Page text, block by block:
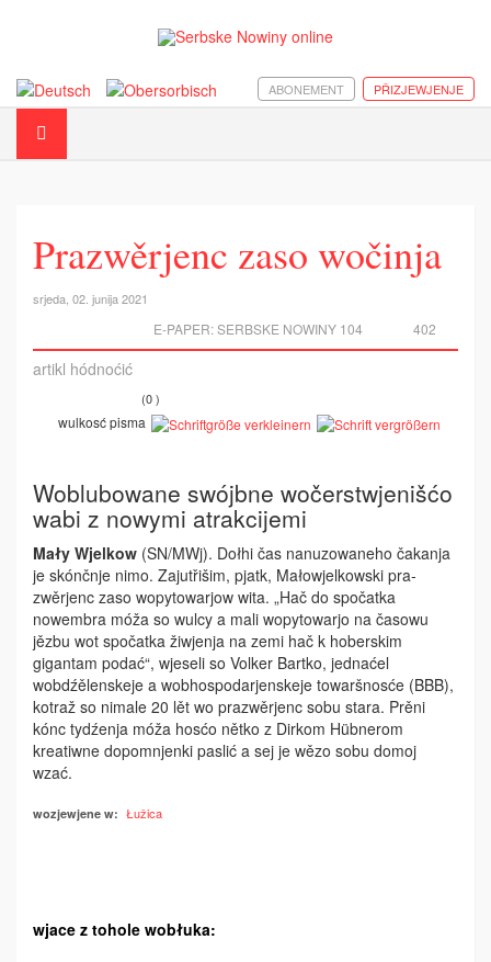
PŘIZJEWJENJE
ABONEMENT
Prazwěrjenc zaso wočinja
srjeda, 02. junija 2021
402
E-PAPER:SERBSKE NOWINY 104
artikl hódnoćić
(0 )
wulkosć pisma
Woblubowane swójbne wočerstwjenišćo
wabi z nowymi atrakcijemi
Mały Wjelkow (SN/MWj). Dołhi čas nanuzowaneho čakanja
je skónčnje nimo. Zajutřišim, pjatk, Małowjelkowski pra­
zwěrjenc zaso wopytowarjow wita. „Hač do spočatka
nowembra móža so wulcy a mali wopytowarjo na časowu
jězbu wot spočatka žiwjenja na zemi hač k hoberskim
gigantam podać“, wjeseli so Volker Bartko, jednaćel
wobdźělenskeje a wobhospodarjenskeje towaršnosće (BBB),
kotraž so nimale 20 lět wo prazwěrjenc so­bu­ stara. Prěni
kónc tydźenja móža hosćo nětko z Dirkom Hübnerom
kreatiwne dopomnjenki paslić a sej je wězo sobu domoj
wzać.
wozjewjene w: Łužica
wjace z tohole wobłuka: